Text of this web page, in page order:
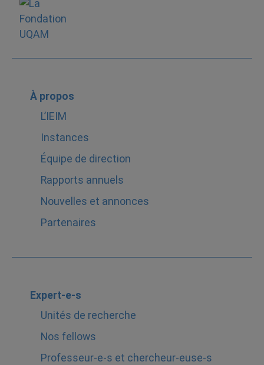
À propos
L’IEIM
Instances
Équipe de direction
Rapports annuels
Nouvelles et annonces
Partenaires
Expert-e-s
Unités de recherche
Nos fellows
Professeur-e-s et chercheur-euse-s